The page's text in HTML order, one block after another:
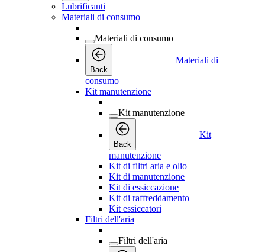
Lubrificanti
Materiali di consumo
Materiali di consumo
Back
Materiali di
consumo
Kit manutenzione
Kit manutenzione
Back
Kit
manutenzione
Kit di filtri aria e olio
Kit di manutenzione
Kit di essiccazione
Kit di raffreddamento
Kit essiccatori
Filtri dell'aria
Filtri dell'aria